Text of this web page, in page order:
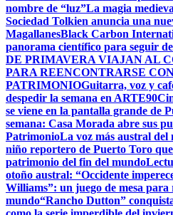
nombre de “luz”La magia
Sociedad Tolkien anuncia una
MagallanesBlack Carbon
panorama científico para seguir
DE PRIMAVERA VIAJAN AL
PARA REENCONTRARSE
PATRIMONIOGuitarra, voz y
despedir la semana en ARTE90
se viene en la pantalla grande de
semana: Casa Morada abre sus
PatrimonioLa voz más austral
niño reportero de Puerto Toro
patrimonio del fin del mundo
otoño austral: “Occidente
Williams”: un juego de mesa
mundo“Rancho Dutton”